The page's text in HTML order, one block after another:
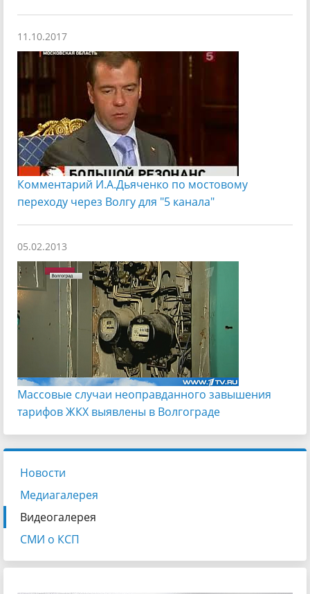
11.10.2017
Комментарий И.А.Дьяченко по мостовому
переходу через Волгу для "5 канала"
05.02.2013
Массовые случаи неоправданного завышения
тарифов ЖКХ выявлены в Волгограде
Новости
Медиагалерея
Видеогалерея
СМИ о КСП